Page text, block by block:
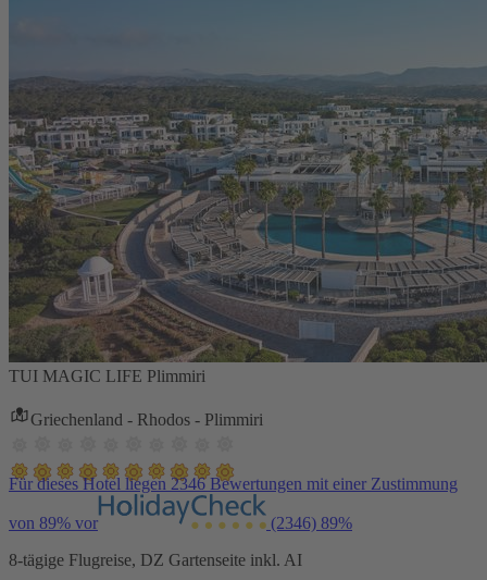
TUI MAGIC LIFE Plimmiri
Griechenland - Rhodos - Plimmiri
Für dieses Hotel liegen 2346 Bewertungen mit einer Zustimmung
von 89% vor (2346) 89%
8-tägige Flugreise, DZ Gartenseite inkl. AI